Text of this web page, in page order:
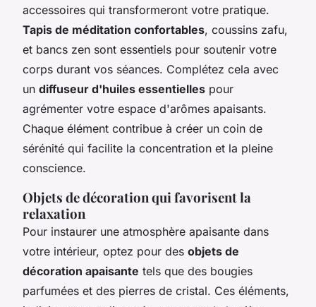
accessoires qui transformeront votre pratique.
Tapis de méditation confortables, coussins zafu,
et bancs zen sont essentiels pour soutenir votre
corps durant vos séances. Complétez cela avec
un diffuseur d'huiles essentielles pour
agrémenter votre espace d'arômes apaisants.
Chaque élément contribue à créer un coin de
sérénité qui facilite la concentration et la pleine
conscience.
Objets de décoration qui favorisent la
relaxation
Pour instaurer une atmosphère apaisante dans
votre intérieur, optez pour des objets de
décoration apaisante tels que des bougies
parfumées et des pierres de cristal. Ces éléments,